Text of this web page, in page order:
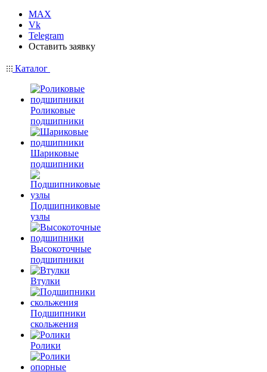
MAX
Vk
Telegram
Оставить заявку
Каталог
Роликовые
подшипники
Шариковые
подшипники
Подшипниковые
узлы
Высокоточные
подшипники
Втулки
Подшипники
скольжения
Ролики